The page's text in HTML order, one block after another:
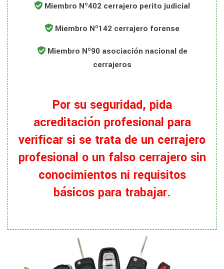
Miembro Nº402 cerrajero perito judicial
Miembro Nº142 cerrajero forense
Miembro Nº90 asociación nacional de
cerrajeros
Por su seguridad, pida
acreditación profesional para
verificar si se trata de un cerrajero
profesional o un falso cerrajero sin
conocimientos ni requisitos
básicos para trabajar.